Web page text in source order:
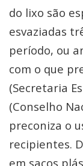
do lixo são
esvaziadas
período, ou
com o que
(Secretaria
(Conselho
preconiza o
recipientes.
em sacos